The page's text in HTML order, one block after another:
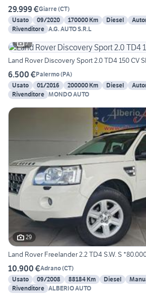
29.999 €Giarre(CT)
Usato
09/2020 170000 Km Diesel
Rivenditore A.G. AUTO S.R.L
7
Land Rover Discovery Sport 2.0 TD4 150 CV
6.500 €Palermo(PA)
Usato
01/2016 200000 Km Diesel
Rivenditore MONDO AUTO
29
Land Rover Freelander 2.2 TD4 S.W. S
10.900 €Adrano(CT)
Usato
09/2008 88184 Km Diesel
Rivenditore ALBERIO AUTO